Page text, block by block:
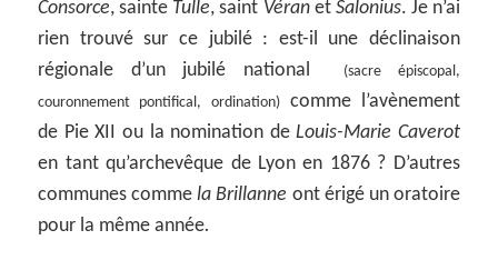
Consorce, sainte Tulle, saint Véranet Salonius. Je n’ai
rien trouvé sur ce jubilé : est-il une déclinaison
régionale d’un jubilé national
(sacre épiscopal,
couronnement pontifical, ordination)comme l’avènement
de Pie XII ou la nomination deLouis-Marie Caverot
en tant qu’archevêque de Lyon en 1876 ? D’autres
communes commela Brillanne ont érigé un oratoire
pour la même année.